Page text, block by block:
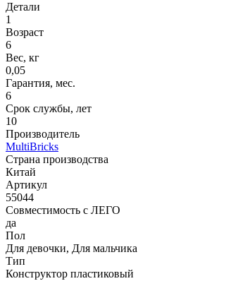
Детали
1
Возраст
6
Вес, кг
0,05
Гарантия, мес.
6
Срок службы, лет
10
Производитель
MultiBricks
Страна производства
Китай
Артикул
55044
Совместимость с ЛЕГО
да
Пол
Для девочки, Для мальчика
Тип
Конструктор пластиковый